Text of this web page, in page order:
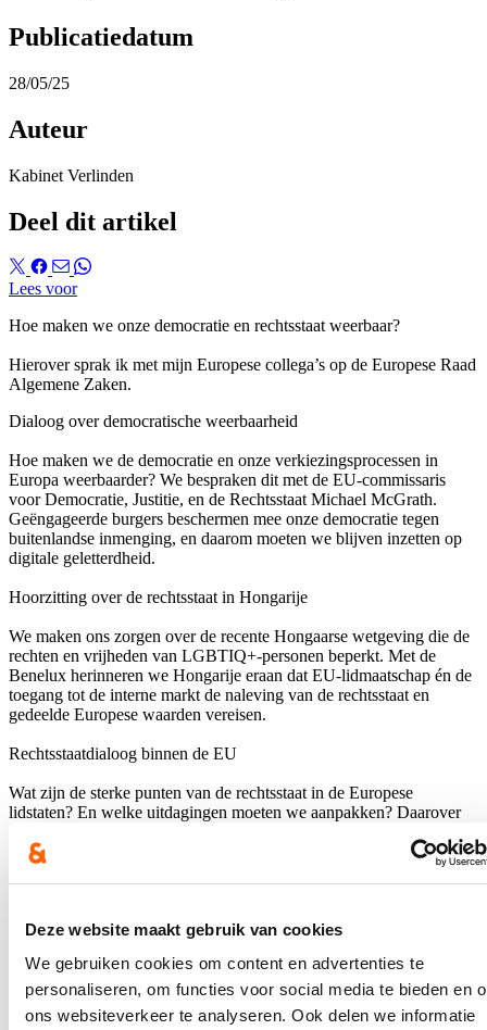
Deze website maakt gebruik van cookies
We gebruiken cookies om content en advertenties te
personaliseren, om functies voor social media te bieden en
ons websiteverkeer te analyseren. Ook delen we informatie
Publicatiedatum
28/05/25
Auteur
Kabinet Verlinden
Deel dit artikel
Lees voor
Hoe maken we onze democratie en rechtsstaat weerbaar?
Hierover sprak ik met mijn Europese collega’s op de Europese Raad
Algemene Zaken.
Dialoog over democratische weerbaarheid
Hoe maken we de democratie en onze verkiezingsprocessen in
Europa weerbaarder? We bespraken dit met de EU-commissaris
voor Democratie, Justitie, en de RechtsstaatMichael McGrath.
Geëngageerde burgers beschermen mee onze democratie tegen
buitenlandse inmenging, en daarom moeten we blijven inzetten op
digitale geletterdheid.
Hoorzitting over de rechtsstaat in Hongarije
We maken ons zorgen over de recente Hongaarse wetgeving die de
rechten en vrijheden van LGBTIQ+-personen beperkt. Met de
Benelux herinneren we Hongarije eraan dat EU-lidmaatschap én de
toegang tot de interne markt de naleving van de rechtsstaat en
gedeelde Europese waarden vereisen.
Rechtsstaatdialoog binnen de EU
Wat zijn de sterke punten van de rechtsstaat in de Europese
lidstaten? En welke uitdagingen moeten we aanpakken? Daarover
het Belgische regeerakkoord komen we tegemoet aan de
aanbevelingen van de Europese Commissie en andere lidstaten. Zo
werken we aan snellere en efficiëntere gerechtelijke procedures en
Hou me op de hoogte
Ontvang mijn nieuwsbrief.